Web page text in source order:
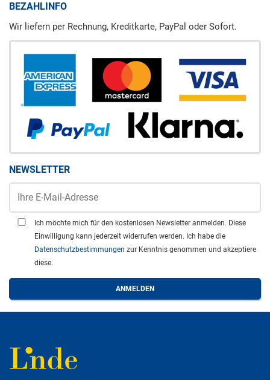
BEZAHLINFO
Wir liefern per Rechnung, Kreditkarte, PayPal oder Sofort.
NEWSLETTER
Ich möchte mich für den kostenlosen Newsletter anmelden. Diese
Einwilligung kann jederzeit widerrufen werden. Ich habe die
Datenschutzbestimmungen zur Kenntnis genommen und akzeptiere
diese.